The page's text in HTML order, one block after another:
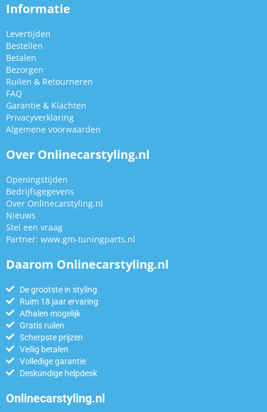
Informatie
Levertijden
Bestellen
Betalen
Bezorgen
Ruilen & Retourneren
FAQ
Garantie & Klachten
Privacyverklaring
Algemene voorwaarden
Over Onlinecarstyling.nl
Openingstijden
Bedrijfsgegevens
Over Onlinecarstyling.nl
Nieuws
Stel een vraag
Partner: www.gm-tuningparts.nl
Daarom Onlinecarstyling.nl
De grootste in styling
Ruim 18 jaar ervaring
Afhalen mogelijk
Gratis ruilen
Scherpste prijzen
Veilig betalen
Volledige garantie
Deskundige helpdesk
Onlinecarstyling.nl